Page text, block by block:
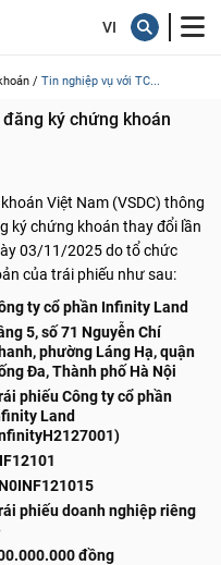
/ Tin nghiệp vụ với TC...
ký chứng khoán
Việt Nam (VSDC) thông
ký chứng khoán thay đổi lần
03/11/2025 do tổ chức
của trái phiếu như sau:
ty cổ phần Infinity Land
5, số 71 Nguyễn Chí
phường Láng Hạ, quận
Đa, Thành phố Hà Nội
phiếu Công ty cổ phần
Land
phiếu doanh nghiệp riêng
đồng